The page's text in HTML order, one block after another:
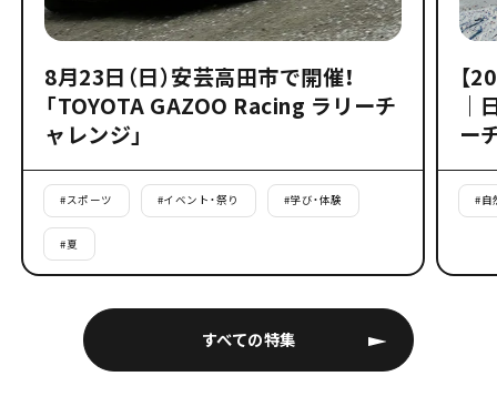
すべての特集
8月23日（日）安芸高田市で開催！
「TOYOTA GAZOO Racing ラリーチ
ャレンジ」
#スポーツ #イベント・祭り #学び・体験
#夏
【
｜
ー
#自